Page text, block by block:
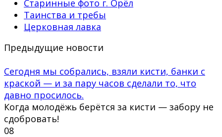
Старинные фото г. Орёл
Таинства и требы
Церковная лавка
Предыдущие новости
Сегодня мы собрались, взяли кисти, банки с
краской — и за пару часов сделали то, что
давно просилось.
Когда молодёжь берётся за кисти — забору не
сдобровать!
08